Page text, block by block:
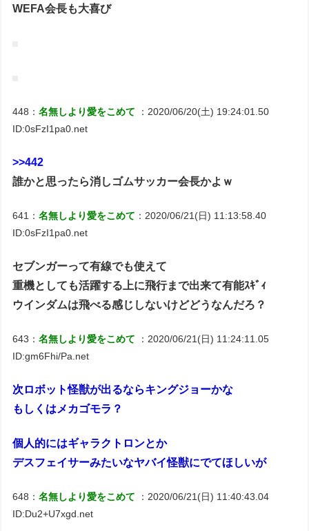
WEFA会長も大喜び
448：名無しより愛をこめて
：2020/06/20(土) 19:24:01.50
ID:0sFzI1pa0.net
>>442
誰かと思ったら消しゴムサッカー会長かよｗ
641：名無しより愛をこめて ：2020/06/21(日) 11:13:58.40
ID:0sFzI1pa0.net
セブンガーって有線でも使えて
重機としても活躍する上に飛行まで出来て有能ｽｷﾞｨ
ウインダムは飛べる感じしないけどどうなんだろ？
643：名無しより愛をこめて
：2020/06/21(日) 11:24:11.05
ID:gm6Fhi/Pa.net
次ロボット怪獣が出るならキングジョーかな
もしくはメカゴモラ？
個人的にはギャラクトロンとか
デスフェイサーみたいなヤバイ怪獣にでてほしいが
648：名無しより愛をこめて
：2020/06/21(日) 11:40:43.04
ID:Du2+U7xgd.net